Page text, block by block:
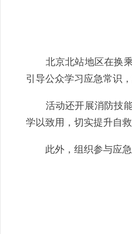
北京北站地区在换乘
引导公众学习应急常识
活动还开展消防技能
学以致用，切实提升自救
此外，组织参与应急